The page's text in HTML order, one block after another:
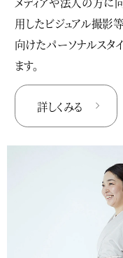
用したビジュアル撮影
向けたパーソナルスタ
ます。
詳しくみる